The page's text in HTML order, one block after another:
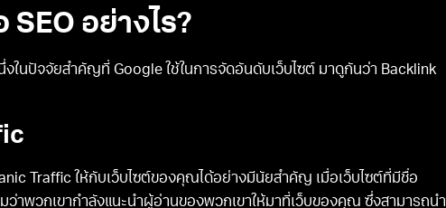
อย่างไร?
งในปัจจัยสำคัญที่ Google ใช้ในการจัดอันดับเว็บไซต์ มาดูกันว่า Backlink
Traffic ให้กับเว็บไซต์ของคุณได้อย่างมีนัยสำคัญ เมื่อเว็บไซต์ที่มีชื่อ
าพวกเขากำลังแนะนำผู้อ่านของพวกเขาให้มาที่เว็บของคุณ ซึ่งสามารถนำ